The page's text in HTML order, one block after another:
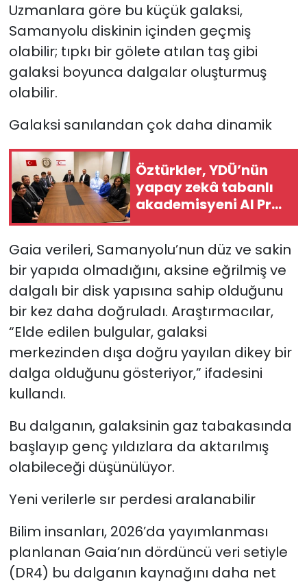
Uzmanlara göre bu küçük galaksi,
Samanyolu diskinin içinden geçmiş
olabilir; tıpkı bir gölete atılan taş gibi
galaksi boyunca dalgalar oluşturmuş
olabilir.
Galaksi sanılandan çok daha dinamik
Öztürkler, YDÜ’nün
yapay zekâ tabanlı
akademisyeni AI Prof.
DUX’ı kabul etti
Gaia verileri, Samanyolu’nun düz ve sakin
bir yapıda olmadığını, aksine eğrilmiş ve
dalgalı bir disk yapısına sahip olduğunu
bir kez daha doğruladı. Araştırmacılar,
“Elde edilen bulgular, galaksi
merkezinden dışa doğru yayılan dikey bir
dalga olduğunu gösteriyor,” ifadesini
kullandı.
Bu dalganın, galaksinin gaz tabakasında
başlayıp genç yıldızlara da aktarılmış
olabileceği düşünülüyor.
Yeni verilerle sır perdesi aralanabilir
Bilim insanları, 2026’da yayımlanması
planlanan Gaia’nın dördüncü veri setiyle
(DR4) bu dalganın kaynağını daha net